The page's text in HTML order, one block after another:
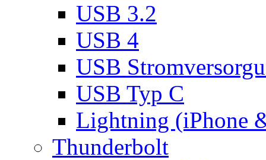
USB 3.2
USB 4
USB
USB Typ C
Lightning (iPhone
Thunderbolt